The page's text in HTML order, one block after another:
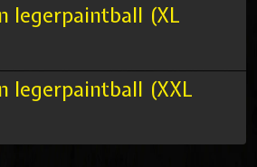
legerpaintball (XL
legerpaintball (XXL